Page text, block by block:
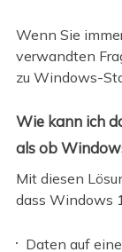
Wenn Sie
verwandten
zu Windows-
Wie kann ich
als ob
Mit diesen
dass Windows
Daten auf